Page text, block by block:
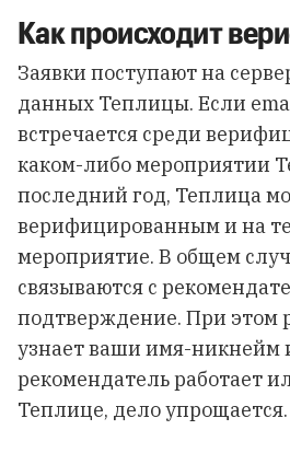
Как происходит
Заявки поступают на
данных Теплицы. Если
встречается среди
каком-либо мероприятии
последний год, Теплица
верифицированным и на
мероприятие. В общем
связываются с
подтверждение. При этом
узнает ваши имя-никнейм
рекомендатель работает
Теплице, дело упрощается.